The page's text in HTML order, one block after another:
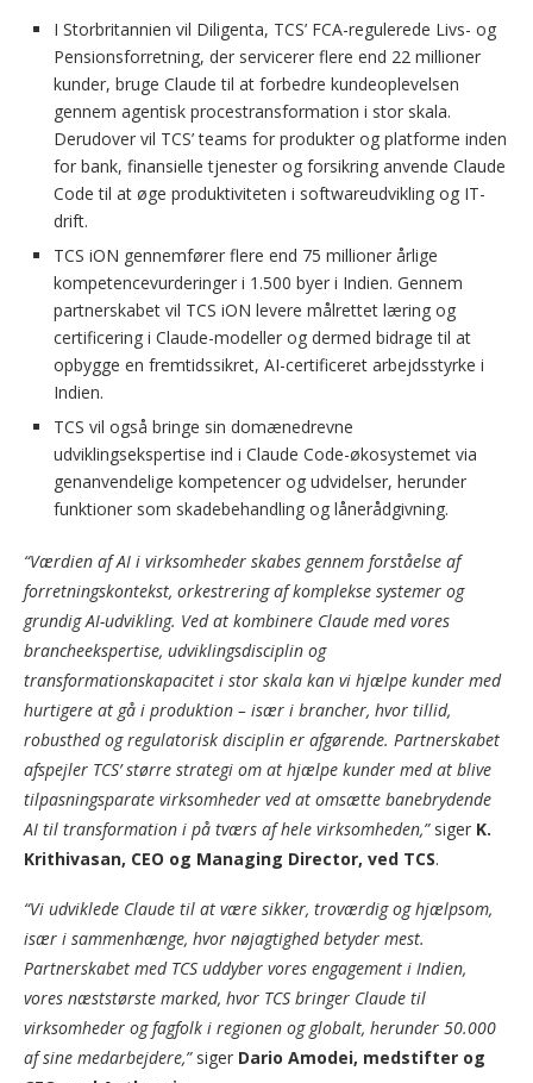
I Storbritannien vil Diligenta, TCS’ FCA-regulerede Livs- og
Pensionsforretning, der servicerer flere end 22 millioner
kunder, bruge Claude til at forbedre kundeoplevelsen
gennem agentisk procestransformation i stor skala.
Derudover vil TCS’ teams for produkter og platforme inden
for bank, finansielle tjenester og forsikring anvende Claude
Code til at øge produktiviteten i softwareudvikling og IT-
drift.
TCS iON gennemfører flere end 75 millioner årlige
kompetencevurderinger i 1.500 byer i Indien. Gennem
partnerskabet vil TCS iON levere målrettet læring og
certificering i Claude-modeller og dermed bidrage til at
opbygge en fremtidssikret, AI-certificeret arbejdsstyrke i
Indien.
TCS vil også bringe sin domænedrevne
udviklingsekspertise ind i Claude Code-økosystemet via
genanvendelige kompetencer og udvidelser, herunder
funktioner som skadebehandling og lånerådgivning.
“Værdien af AI i virksomheder skabes gennem forståelse af
forretningskontekst, orkestrering af komplekse systemer og
grundig AI-udvikling. Ved at kombinere Claude med vores
brancheekspertise, udviklingsdisciplin og
transformationskapacitet i stor skala kan vi hjælpe kunder med
hurtigere at gå i produktion – især i brancher, hvor tillid,
robusthed og regulatorisk disciplin er afgørende. Partnerskabet
afspejler TCS’ større strategi om at hjælpe kunder med at blive
tilpasningsparate virksomheder ved at omsætte banebrydende
AI til transformation i på tværs af hele virksomheden,”siger K.
Krithivasan, CEO og Managing Director, ved TCS.
“Vi udviklede Claude til at være sikker, troværdig og hjælpsom,
især i sammenhænge, hvor nøjagtighed betyder mest.
Partnerskabet med TCS uddyber vores engagement i Indien,
vores næststørste marked, hvor TCS bringer Claude til
virksomheder og fagfolk i regionen og globalt, herunder 50.000
af sine medarbejdere,”siger Dario Amodei, medstifter og